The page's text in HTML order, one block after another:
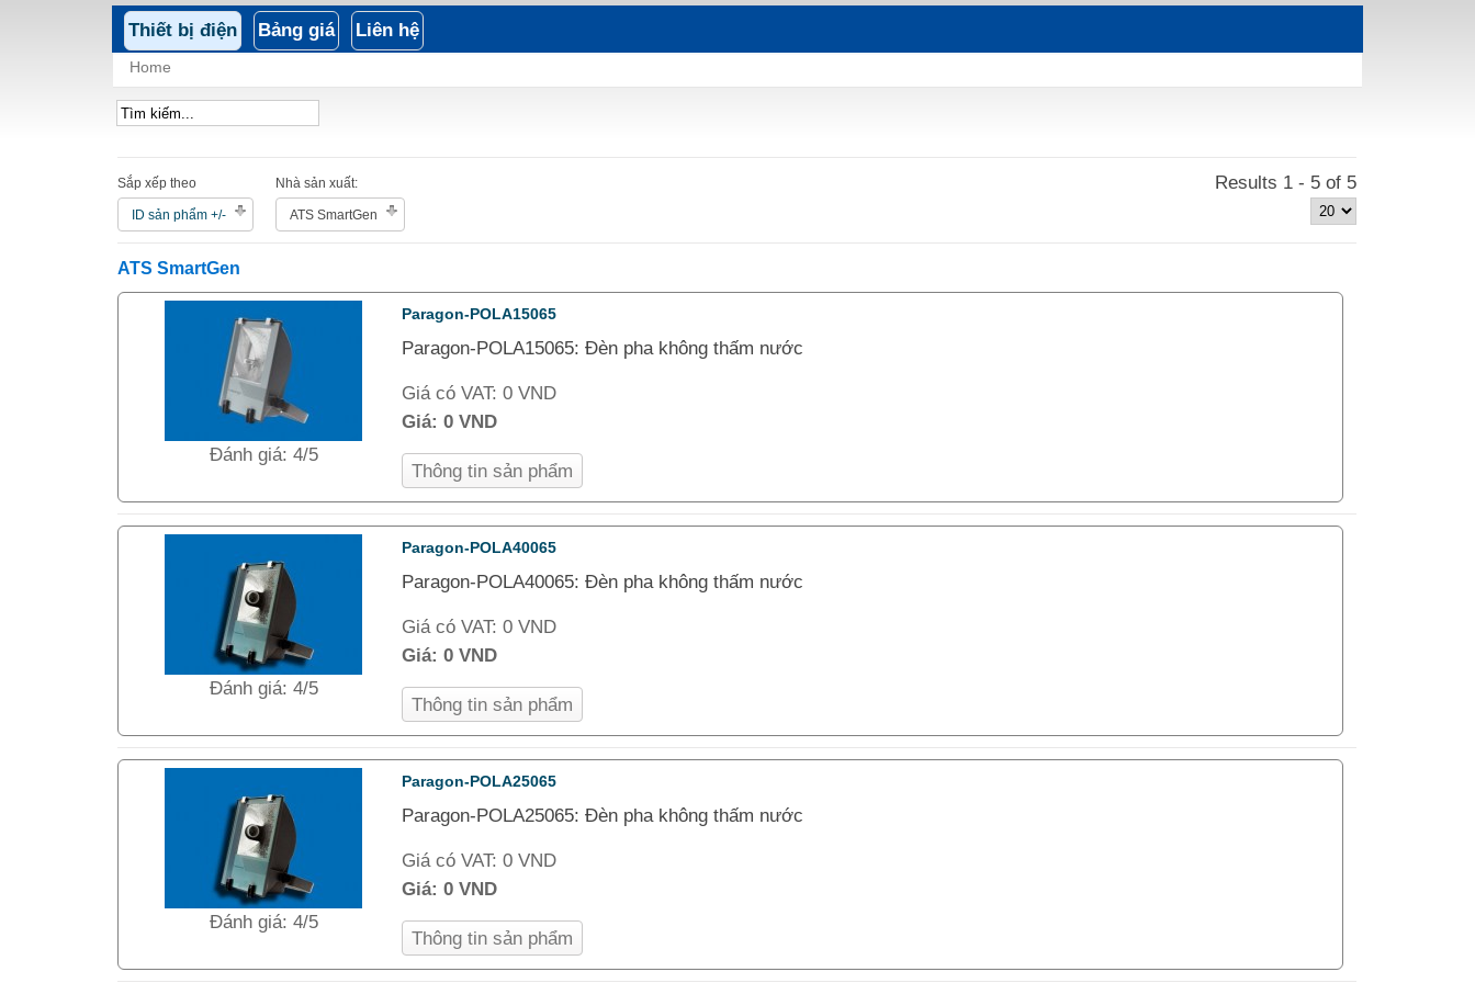
Thiết bị điện Bảng giá Liên hệ
Home
Sắp xếp theo
ID sản phẩm +/-
Nhà sản xuất:
ATS SmartGen
Results 1 - 5 of 5
ATS SmartGen
Đánh giá: 4/5
Paragon-POLA15065
Paragon-POLA15065: Đèn pha không thấm nước
Giá có VAT: 0 VND
Giá: 0 VND
Thông tin sản phẩm
Đánh giá: 4/5
Paragon-POLA40065
Paragon-POLA40065: Đèn pha không thấm nước
Giá có VAT: 0 VND
Giá: 0 VND
Thông tin sản phẩm
Đánh giá: 4/5
Paragon-POLA25065
Paragon-POLA25065: Đèn pha không thấm nước
Giá có VAT: 0 VND
Giá: 0 VND
Thông tin sản phẩm